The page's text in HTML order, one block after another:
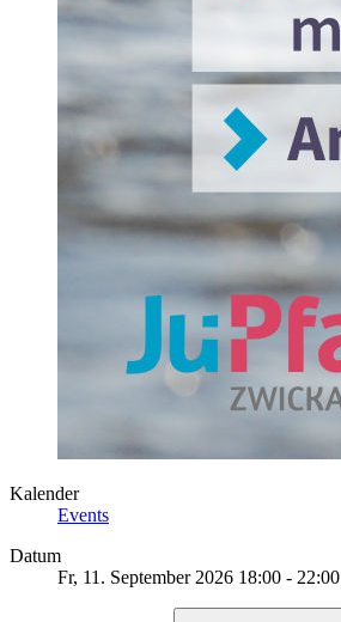
Kalender
Events
Datum
Fr, 11. September 2026 18:00 - 22:00